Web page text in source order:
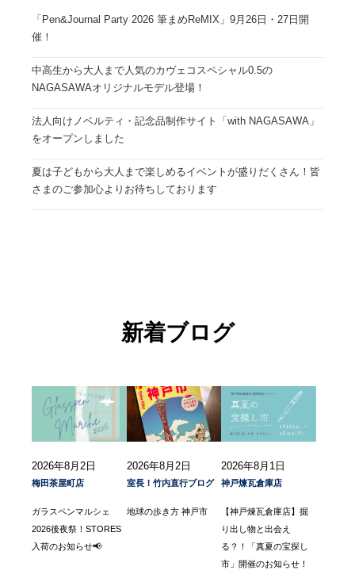
「Pen&Journal Party 2026 筆まめReMIX」9月26日・27日開
催！
中高生から大人まで人気のカヴェコスペシャル0.5の
NAGASAWAオリジナルモデル登場！
法人向けノベルティ・記念品制作サイト「with NAGASAWA」
をオープンしました
夏は子どもから大人まで楽しめるイベントが盛りだくさん！皆
さまのご参加心よりお待ちしております
新着ブログ
2026年8月2日
梅田茶屋町店
ガラスペンマルシェ
2026後夜祭！STORES
入荷のお知らせ📢
2026年8月2日
室長！竹内直行ブログ
地球の歩き方 神戸市
2026年8月1日
神戸煉瓦倉庫店
【神戸煉瓦倉庫店】掘
り出し物と出会え
る？！「真夏の宝探し
市」開催のお知らせ！